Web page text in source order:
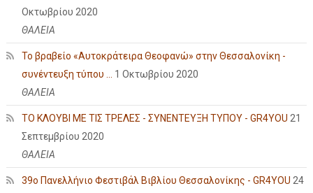
Οκτωβρίου 2020
ΘΑΛΕΙΑ
Το βραβείο «Αυτοκράτειρα Θεοφανώ» στην Θεσσαλονίκη -
συνέντευξη τύπου ...
1 Οκτωβρίου 2020
ΘΑΛΕΙΑ
ΤΟ ΚΛΟΥΒΙ ΜΕ ΤΙΣ ΤΡΕΛΕΣ - ΣΥΝΕΝΤΕΥΞΗ ΤΥΠΟΥ - GR4YOU 21
Σεπτεμβρίου 2020
ΘΑΛΕΙΑ
39ο Πανελλήνιο Φεστιβάλ Βιβλίου Θεσσαλονίκης - GR4YOU 24